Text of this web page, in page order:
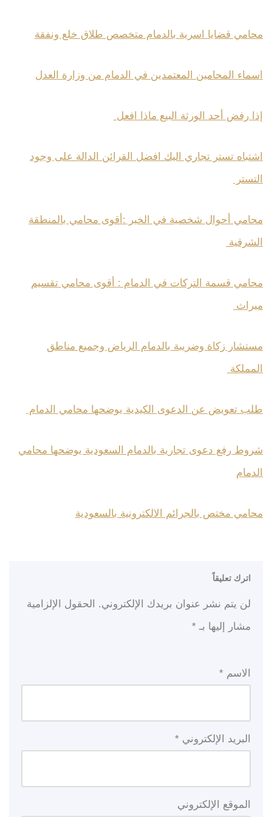
محامي قضايا اسرية بالدمام متخصص طلاق خلع ونفقة
اسماء المحامين المعتمدين في الدمام من وزارة العدل
إذا رفض أحد الورثة البيع ماذا افعل
اشتباه تستر تجاري اليك افضل القرائن الدالة على وجود
التستر
محامي أحوال شخصية في الخبر :أقوى محامي بالمنطقة
الشرقية
محامي قسمة التركات في الدمام : أقوى محامي تقسيم
ميراث
مستشار زكاة وضريبة بالدمام الرياض وجميع مناطق
المملكة
طلب تعويض عن الدعوى الكيدية يوضحها محامي الدمام
شروط رفع دعوى تجارية بالدمام السعودية يوضحها محامي
الدمام
محامي مختص بالجرائم الالكترونية بالسعودية
اترك تعليقاً
لن يتم نشر عنوان بريدك الإلكتروني.
الحقول الإلزامية
مشار إليها بـ *
الاسم *
البريد الإلكتروني *
الموقع الإلكتروني